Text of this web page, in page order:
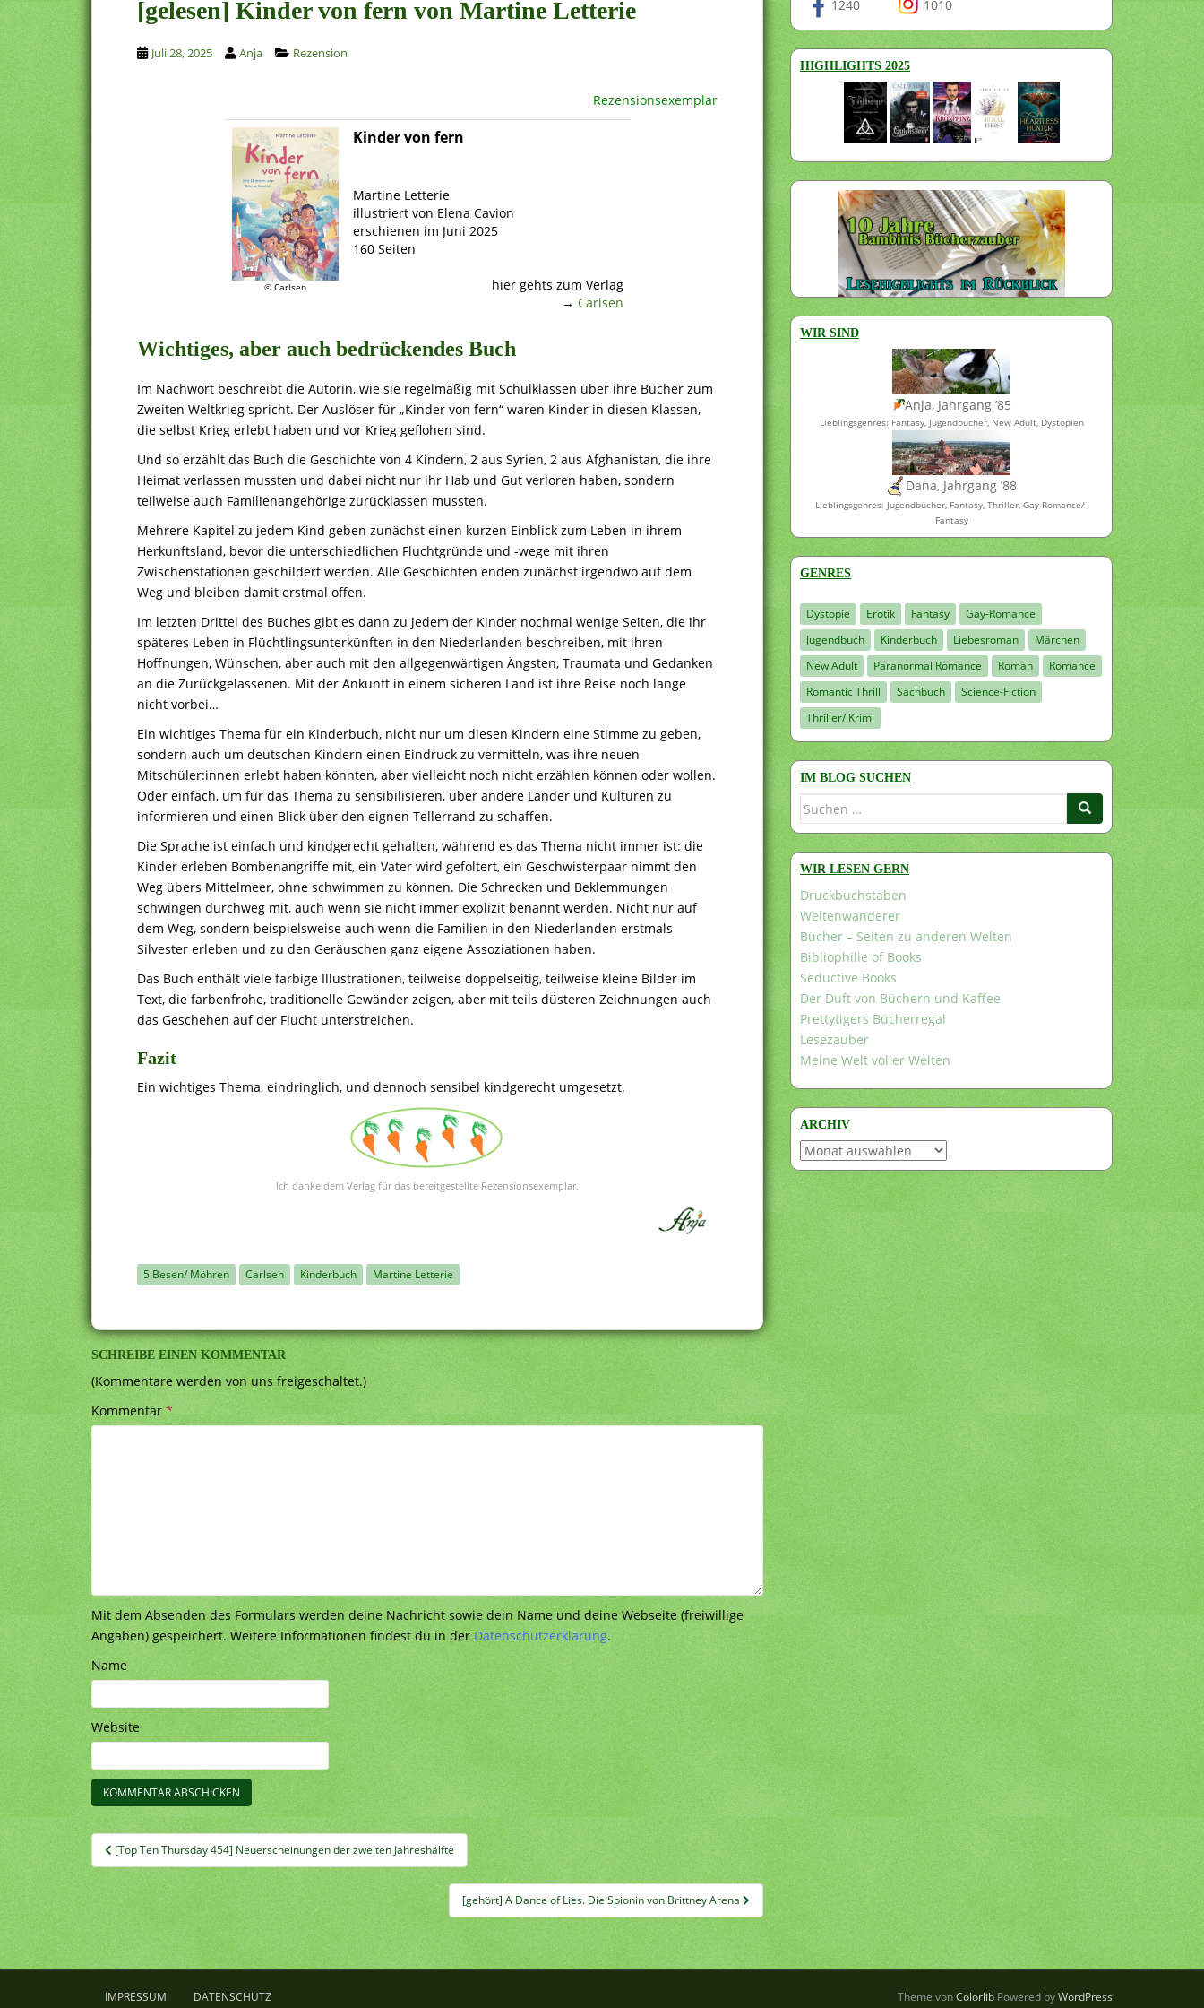
[gelesen] Kinder von fern von Martine Letterie
Juli 28, 2025 Anja Rezension
Rezensionsexemplar
© Carlsen
Kinder von fern
Martine Letterie
illustriert von Elena Cavion
erschienen im Juni 2025
160 Seiten
hier gehts zum Verlag
→ Carlsen
Wichtiges, aber auch bedrückendes Buch
Im Nachwort beschreibt die Autorin, wie sie regelmäßig mit Schulklassen über ihre Bücher zum
Zweiten Weltkrieg spricht. Der Auslöser für „Kinder von fern“ waren Kinder in diesen Klassen,
die selbst Krieg erlebt haben und vor Krieg geflohen sind.
Und so erzählt das Buch die Geschichte von 4 Kindern, 2 aus Syrien, 2 aus Afghanistan, die ihre
Heimat verlassen mussten und dabei nicht nur ihr Hab und Gut verloren haben, sondern
teilweise auch Familienangehörige zurücklassen mussten.
Mehrere Kapitel zu jedem Kind geben zunächst einen kurzen Einblick zum Leben in ihrem
Herkunftsland, bevor die unterschiedlichen Fluchtgründe und -wege mit ihren
Zwischenstationen geschildert werden. Alle Geschichten enden zunächst irgendwo auf dem
Weg und bleiben damit erstmal offen.
Im letzten Drittel des Buches gibt es dann zu jedem der Kinder nochmal wenige Seiten, die ihr
späteres Leben in Flüchtlingsunterkünften in den Niederlanden beschreiben, mit ihren
Hoffnungen, Wünschen, aber auch mit den allgegenwärtigen Ängsten, Traumata und Gedanken
an die Zurückgelassenen. Mit der Ankunft in einem sicheren Land ist ihre Reise noch lange
nicht vorbei…
Ein wichtiges Thema für ein Kinderbuch, nicht nur um diesen Kindern eine Stimme zu geben,
sondern auch um deutschen Kindern einen Eindruck zu vermitteln, was ihre neuen
Mitschüler:innen erlebt haben könnten, aber vielleicht noch nicht erzählen können oder wollen.
Oder einfach, um für das Thema zu sensibilisieren, über andere Länder und Kulturen zu
informieren und einen Blick über den eignen Tellerrand zu schaffen.
Die Sprache ist einfach und kindgerecht gehalten, während es das Thema nicht immer ist: die
Kinder erleben Bombenangriffe mit, ein Vater wird gefoltert, ein Geschwisterpaar nimmt den
Weg übers Mittelmeer, ohne schwimmen zu können. Die Schrecken und Beklemmungen
schwingen durchweg mit, auch wenn sie nicht immer explizit benannt werden. Nicht nur auf
dem Weg, sondern beispielsweise auch wenn die Familien in den Niederlanden erstmals
Silvester erleben und zu den Geräuschen ganz eigene Assoziationen haben.
Das Buch enthält viele farbige Illustrationen, teilweise doppelseitig, teilweise kleine Bilder im
Text, die farbenfrohe, traditionelle Gewänder zeigen, aber mit teils düsteren Zeichnungen auch
das Geschehen auf der Flucht unterstreichen.
Fazit
Ein wichtiges Thema, eindringlich, und dennoch sensibel kindgerecht umgesetzt.
Ich danke dem Verlag für das bereitgestellte Rezensionsexemplar.
5 Besen/ Möhren Carlsen Kinderbuch Martine Letterie
SCHREIBE EINEN KOMMENTAR
(Kommentare werden von uns freigeschaltet.)
Kommentar*
Mit dem Absenden des Formulars werden deine Nachricht sowie dein Name und deine Webseite (freiwillige
Angaben) gespeichert. Weitere Informationen findest du in derDatenschutzerklärung.
Name
Website
Beitragsnavigation
[Top Ten Thursday 454] Neuerscheinungen der zweiten Jahreshälfte
[gehört] A Dance of Lies. Die Spionin von Brittney Arena
1240 1010
HIGHLIGHTS 2025
WIR SIND
Anja, Jahrgang ’85
Lieblingsgenres: Fantasy, Jugendbücher, New Adult, Dystopien
Dana, Jahrgang ’88
Lieblingsgenres: Jugendbücher, Fantasy, Thriller, Gay-Romance/-
Fantasy
GENRES
Dystopie Erotik Fantasy
Gay-Romance
Jugendbuch
Kinderbuch Liebesroman
Märchen
New Adult
Paranormal Romance Roman
Romance
Romantic Thrill
Sachbuch
Science-Fiction
Thriller/ Krimi
IM BLOG SUCHEN
Suchen
WIR LESEN GERN
Druckbuchstaben
Weltenwanderer
Bücher – Seiten zu anderen Welten
Bibliophilie of Books
Seductive Books
Der Duft von Büchern und Kaffee
Prettytigers Bücherregal
Lesezauber
Meine Welt voller Welten
ARCHIV
Archiv
IMPRESSUM DATENSCHUTZ Theme vonColorlib Powered byWordPress